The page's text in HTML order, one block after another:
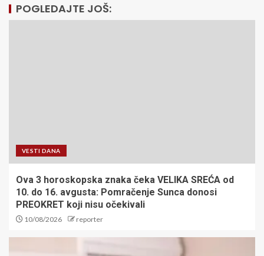
POGLEDAJTE JOŠ:
VESTI DANA
Ova 3 horoskopska znaka čeka VELIKA SREĆA od
10. do 16. avgusta: Pomračenje Sunca donosi
PREOKRET koji nisu očekivali
10/08/2026 reporter